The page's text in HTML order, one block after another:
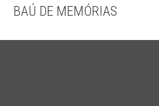
BAÚ DE MEMÓRIAS